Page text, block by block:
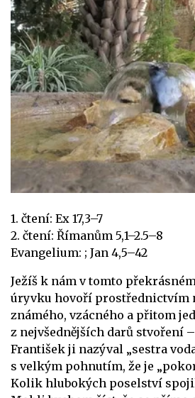
1. čtení: Ex 17,3–7
2. čtení: Římanům 5,1–2.5–8
Evangelium: ; Jan 4,5–42
Ježíš k nám v tomto
úryvku hovoří prostřednictvím
známého, vzácného a přitom
z nejvšednějších darů stvoření –
František ji nazýval „sestra
s velkým pohnutím, že je
Kolik hlubokých poselství spojil